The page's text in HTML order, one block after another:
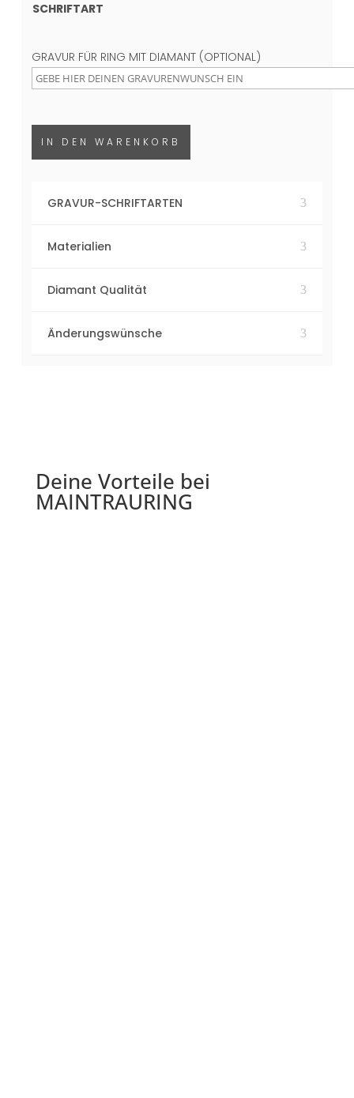
SCHRIFTART
GRAVUR FÜR RING MIT DIAMANT (OPTIONAL)
IN DEN WARENKORB
GRAVUR-SCHRIFTARTEN
Materialien
Diamant Qualität
Änderungswünsche
Deine Vorteile bei
MAINTRAURING